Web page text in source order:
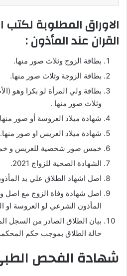
الاوراق المطلوبة
القران عند المأذون :
بطاقة الزوج وثلاث صور منها.
بطاقة الزوجة وثلاث صور منها.
بطاقة ولي المرأة لو بكرا وهو
وثلاث صور منها .
شهادة ميلاد العروسة أو صور
شهادة ميلاد العريس او صور منها.
خمس صور شخصية للعريس و
الشهادة الصحية للزواج 2021.
اصل اشهاد الطلاق علي يد
اصل شهادة وفاة الزوج مع اصل
المأذون الشرعي لو العروسة او
بيان الطلاق الصادر من السجل
حالة الطلاق بموجب حكم
شهادة الفحص